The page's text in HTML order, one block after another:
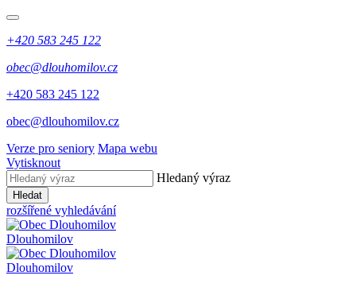
+420 583 245 122
obec@dlouhomilov.cz
+420 583 245 122
obec@dlouhomilov.cz
Verze pro seniory Mapa webu
Vytisknout
Hledaný výraz
Hledat
rozšířené vyhledávání
Dlouhomilov
Dlouhomilov